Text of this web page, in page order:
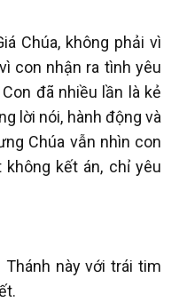
Chúa, không phải vì
con nhận ra tình yêu
đã nhiều lần là kẻ
lời nói, hành động và
Chúa vẫn nhìn con
kết án, chỉ yêu
này với trái tim